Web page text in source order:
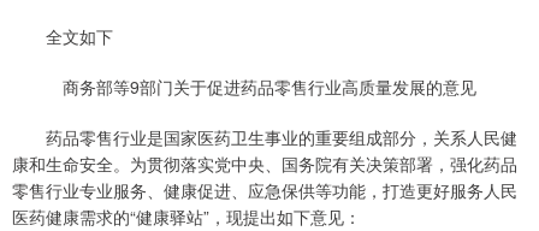
全文如下
商务部等9部门关于促进药品零售行业高质量发展的意见
药品零售行业是国家医药卫生事业的重要组成部分，关系人民健
康和生命安全。为贯彻落实党中央、国务院有关决策部署，强化药品
零售行业专业服务、健康促进、应急保供等功能，打造更好服务人民
医药健康需求的“健康驿站”，现提出如下意见：